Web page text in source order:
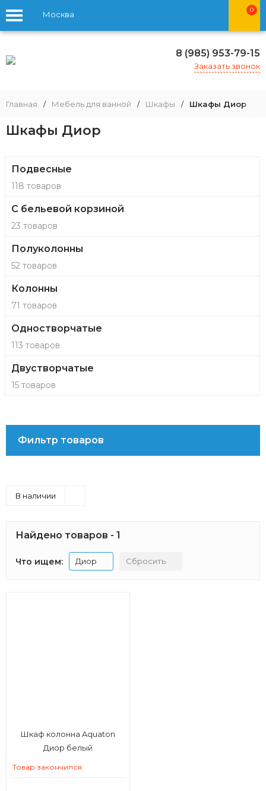
Москва 0
8 (985) 953-79-15
Заказать звонок
Главная / Мебель для ванной / Шкафы / Шкафы Диор
Шкафы Диор
Подвесные
118 товаров
С бельевой корзиной
23 товаров
Полуколонны
52 товаров
Колонны
71 товаров
Одностворчатые
113 товаров
Двустворчатые
15 товаров
Фильтр товаров
В наличии
Найдено товаров - 1
Что ищем: Диор Сбросить
Шкаф колонна Aquaton
Диор белый
Товар закончился